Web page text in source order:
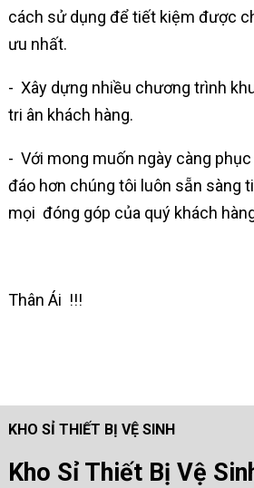
cách sử dụng để tiết kiệm được
ưu nhất.
- Xây dựng nhiều chương trình
tri ân khách hàng.
- Với mong muốn ngày càng
đáo hơn chúng tôi luôn sẵn sàng
mọi đóng góp của quý khách
Thân Ái !!!
KHO SỈ THIẾT BỊ VỆ SINH
Kho Sỉ Thiết Bị Vệ